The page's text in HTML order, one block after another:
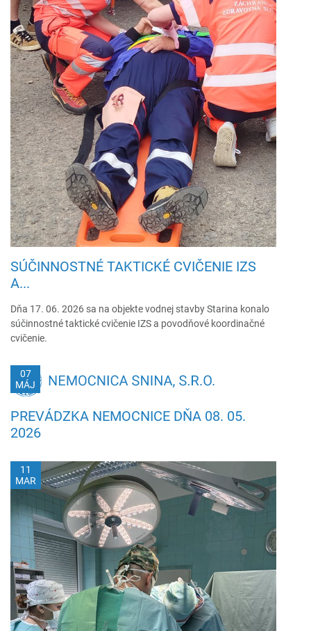
SÚČINNOSTNÉ TAKTICKÉ CVIČENIE IZS
A...
Dňa 17. 06. 2026 sa na objekte vodnej stavby Starina konalo
súčinnostné taktické cvičenie IZS a povodňové koordinačné
cvičenie.
07
MÁJ
PREVÁDZKA NEMOCNICE DŇA 08. 05.
2026
11
MAR